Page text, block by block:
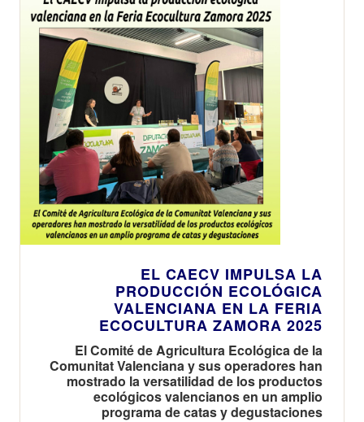
EL CAECV IMPULSA LA
PRODUCCIÓN ECOLÓGICA
VALENCIANA EN LA FERIA
ECOCULTURA ZAMORA 2025
El Comité de Agricultura Ecológica de la
Comunitat Valenciana y sus operadores han
mostrado la versatilidad de los productos
ecológicos valencianos en un amplio
programa de catas y degustaciones